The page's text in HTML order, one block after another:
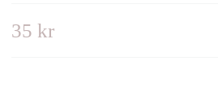
35 kr